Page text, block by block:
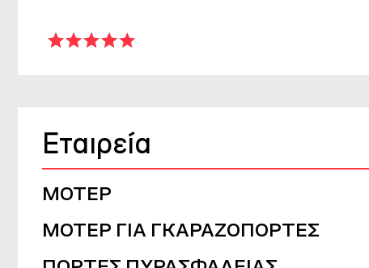
Εταιρεία
ΜΟΤΕΡ
ΜΟΤΕΡ ΓΙΑ ΓΚΑΡΑΖΟΠΟΡΤΕΣ